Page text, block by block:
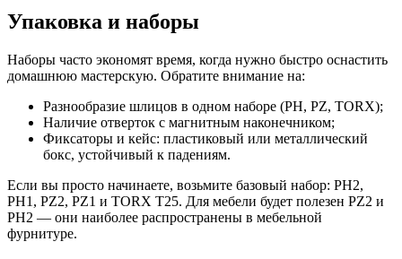
Упаковка и наборы
Наборы часто экономят время, когда нужно быстро оснастить
домашнюю мастерскую. Обратите внимание на:
Разнообразие шлицов в одном наборе (PH, PZ, TORX);
Наличие отверток с магнитным наконечником;
Фиксаторы и кейс: пластиковый или металлический
бокс, устойчивый к падениям.
Если вы просто начинаете, возьмите базовый набор: PH2,
PH1, PZ2, PZ1 и TORX T25. Для мебели будет полезен PZ2 и
PH2 — они наиболее распространены в мебельной
фурнитуре.